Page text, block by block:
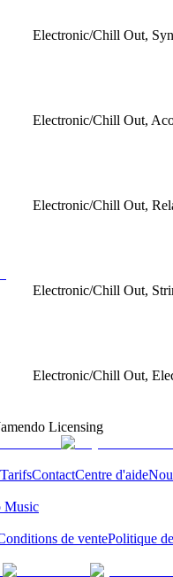
Electronic/Chill Out,
Electronic/Chill Out,
Electronic/Chill Out,
Electronic/Chill Out,
Electronic/Chill Out,
Licensing
TarifsContactCentre d'aide
Music
de ventePolitique